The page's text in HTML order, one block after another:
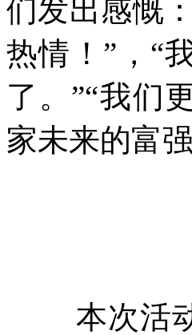
们发出感慨
热情！”，“
了。”“我们
家未来的富
本次活动